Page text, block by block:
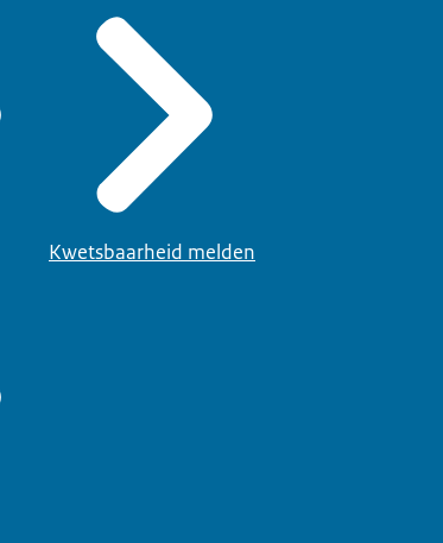
Kwetsbaarheid melden